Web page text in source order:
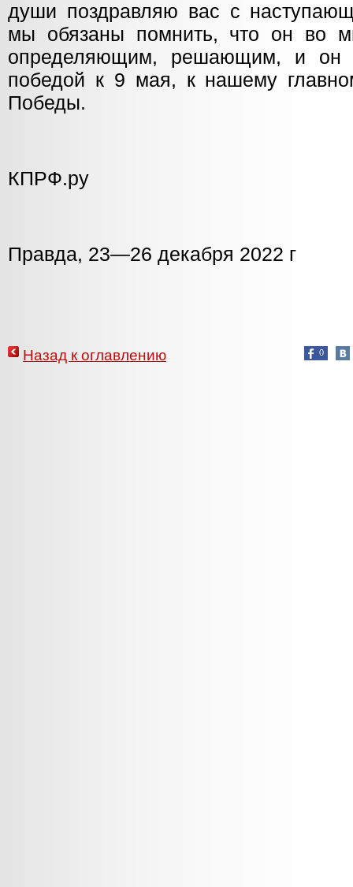
души поздравляю вас с
мы обязаны помнить, что он во
определяющим, решающим, и он
победой к 9 мая, к нашему
Победы.
КПРФ.ру
Правда, 23—26 декабря 2022 г
0
Назад к оглавлению